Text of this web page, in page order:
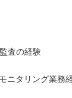
査の経験
ニタリング業務